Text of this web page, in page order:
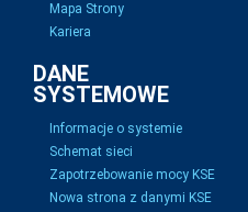
Mapa Strony
Kariera
DANE
SYSTEMOWE
Informacje o systemie
Schemat sieci
Zapotrzebowanie mocy KSE
Nowa strona z danymi KSE